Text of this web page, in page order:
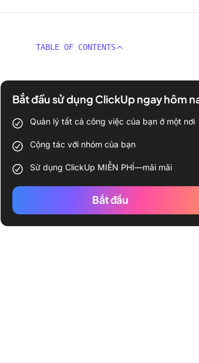
TABLE OF CONTENTS
Bắt đầu sử dụng ClickUp ngay hôm
Quản lý tất cả công việc của bạn ở một nơi
Cộng tác với nhóm của bạn
Sử dụng ClickUp MIỄN PHÍ—mãi mãi
Bắt đầu